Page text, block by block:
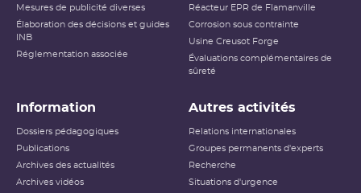
Niveau 5
Accident grave
Niveau 7 Accident majeur
L’échelle INES (International Nuclear and Radiological
au public l’importance d’un événement vis-à-vis de la
sûreté ou de la
. Cette échelle est
applicable aux événements survenant sur les
événements ayant des conséquences, potentielles ou
Mesures de publicité diverses
Élaboration des décisions et guides
INB
Réglementation associée
Réacteur EPR de Flamanville
Corrosion sous contrainte
Usine Creusot Forge
Évaluations complémentaires de
sûreté
Information
Dossiers pédagogiques
Publications
Archives des actualités
Archives vidéos
Autres activités
Relations internationales
Groupes permanents d'experts
Recherche
Situations d'urgence